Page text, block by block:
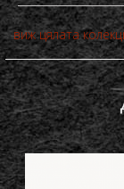
виж цялата